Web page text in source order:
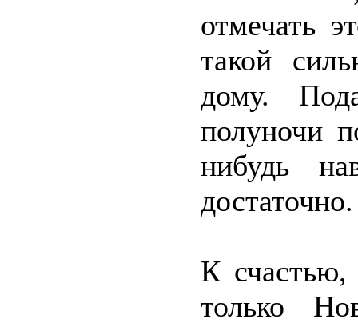
отмечать
такой
дому.
полуночи
нибудь
достаточно.
К счастью,
только